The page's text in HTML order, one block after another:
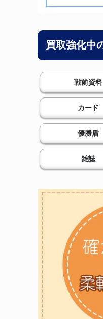
買取強化中
戦前資料
カード
優勝盾
雑誌